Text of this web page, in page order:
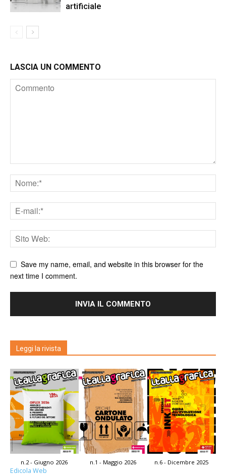
artificiale
LASCIA UN COMMENTO
Save my name, email, and website in this browser for the
next time I comment.
Leggi la rivista
n.2 - Giugno 2026 n.1 - Maggio 2026 n.6 - Dicembre 2025
Edicola Web